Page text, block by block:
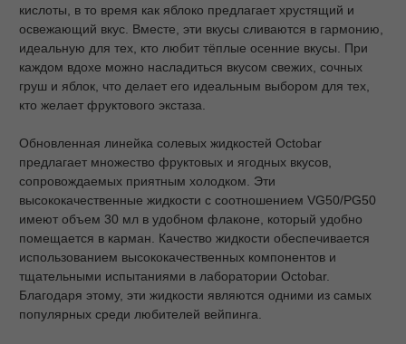
кислоты, в то время как яблоко предлагает хрустящий и
освежающий вкус. Вместе, эти вкусы сливаются в гармонию,
идеальную для тех, кто любит тёплые осенние вкусы. При
каждом вдохе можно насладиться вкусом свежих, сочных
груш и яблок, что делает его идеальным выбором для тех,
кто желает фруктового экстаза.
Обновленная линейка солевых жидкостей Octobar
предлагает множество фруктовых и ягодных вкусов,
сопровождаемых приятным холодком. Эти
высококачественные жидкости с соотношением VG50/PG50
имеют объем 30 мл в удобном флаконе, который удобно
помещается в карман. Качество жидкости обеспечивается
использованием высококачественных компонентов и
тщательными испытаниями в лаборатории Octobar.
Благодаря этому, эти жидкости являются одними из самых
популярных среди любителей вейпинга.